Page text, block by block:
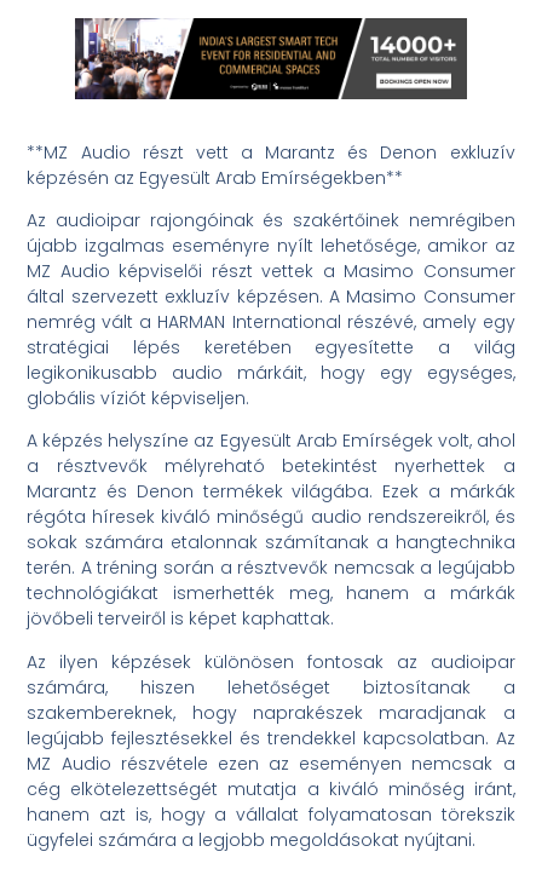
**MZ Audio részt vett a Marantz és Denon exkluzív
képzésén az Egyesült Arab Emírségekben**
Az audioipar rajongóinak és szakértőinek nemrégiben
újabb izgalmas eseményre nyílt lehetősége, amikor az
MZ Audio képviselői részt vettek a Masimo Consumer
által szervezett exkluzív képzésen. A Masimo Consumer
nemrég vált a HARMAN International részévé, amely egy
stratégiai lépés keretében egyesítette a világ
legikonikusabb audio márkáit, hogy egy egységes,
globális víziót képviseljen.
A képzés helyszíne az Egyesült Arab Emírségek volt, ahol
a résztvevők mélyreható betekintést nyerhettek a
Marantz és Denon termékek világába. Ezek a márkák
régóta híresek kiváló minőségű audio rendszereikről, és
sokak számára etalonnak számítanak a hangtechnika
terén. A tréning során a résztvevők nemcsak a legújabb
technológiákat ismerhették meg, hanem a márkák
jövőbeli terveiről is képet kaphattak.
Az ilyen képzések különösen fontosak az audioipar
számára, hiszen lehetőséget biztosítanak a
szakembereknek, hogy naprakészek maradjanak a
legújabb fejlesztésekkel és trendekkel kapcsolatban. Az
MZ Audio részvétele ezen az eseményen nemcsak a
cég elkötelezettségét mutatja a kiváló minőség iránt,
hanem azt is, hogy a vállalat folyamatosan törekszik
ügyfelei számára a legjobb megoldásokat nyújtani.